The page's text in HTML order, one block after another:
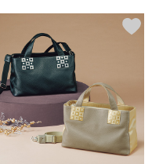
財布／コイン
革小物
ポーチ